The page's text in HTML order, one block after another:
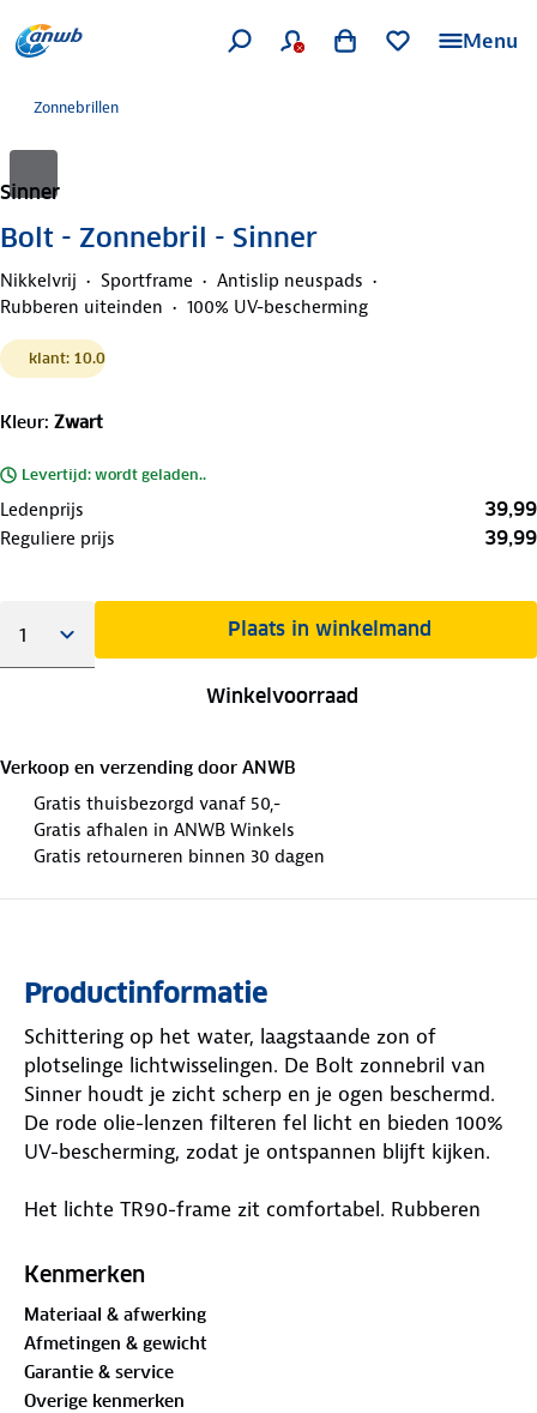
Menu
Zonnebrillen
Sinner
Bolt - Zonnebril - Sinner
Nikkelvrij Sportframe
Antislip neuspads
Rubberen uiteinden
100% UV-bescherming
klant: 10.0
Kleur: Zwart
Levertijd: wordt geladen..
Ledenprijs 39,99
Reguliere prijs 39,99
Plaats in winkelmand
Winkelvoorraad
Verkoop en verzending door ANWB
Gratis thuisbezorgd vanaf 50,-
Gratis afhalen in ANWB Winkels
Gratis retourneren binnen 30 dagen
Productinformatie
Schittering op het water, laagstaande zon of
plotselinge lichtwisselingen. De Bolt zonnebril van
Sinner houdt je zicht scherp en je ogen beschermd.
De rode olie-lenzen filteren fel licht en bieden 100%
UV-bescherming, zodat je ontspannen blijft kijken.
Het lichte TR90-frame zit comfortabel. Rubberen
goed blijft zitten, ook als je beweegt of zweet. De
kunnen tegen een stootje. Ideaal voor onderweg, op
vakantie óf tijdens sportieve momenten!
Kenmerken
Materiaal & afwerking
Afmetingen & gewicht
Garantie & service
Overige kenmerken